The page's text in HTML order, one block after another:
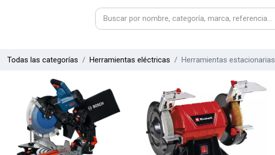
Todas las categorías Herramientas eléctricas Herramientas estacionarias